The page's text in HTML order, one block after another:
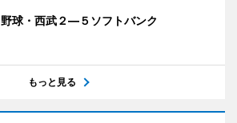
球・西武２―５ソフトバンク
もっと見る